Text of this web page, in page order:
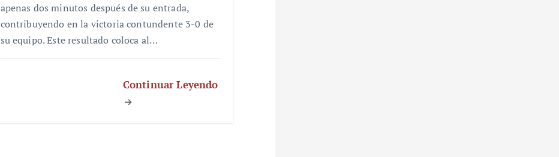
apenas dos minutos después de su entrada,
contribuyendo en la victoria contundente 3-0 de
su equipo. Este resultado coloca al…
Continuar Leyendo